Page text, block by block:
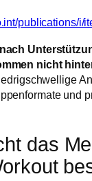
publications/i/
nicht
und
das